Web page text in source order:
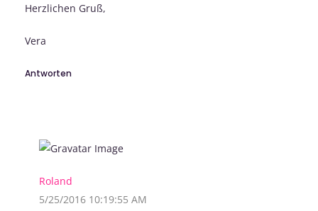
Herzlichen Gruß,
Vera
Antworten
Roland
5/25/2016 10:19:55 AM